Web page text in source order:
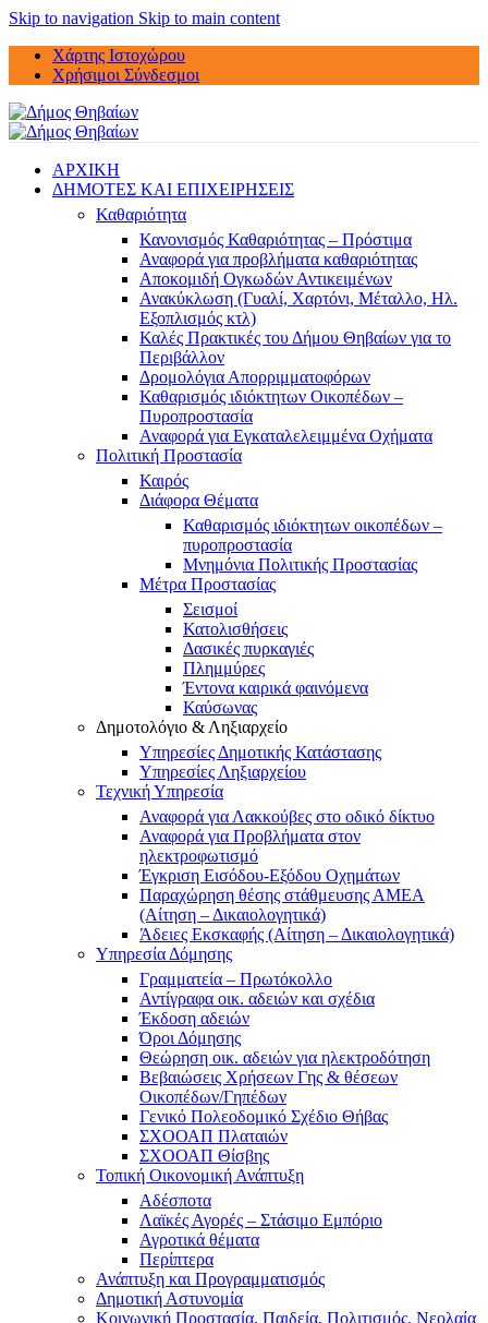
Skip to navigation Skip to main content
Χάρτης Ιστοχώρου
Χρήσιμοι Σύνδεσμοι
ΑΡΧΙΚΗ
ΔΗΜΟΤΕΣ ΚΑΙ ΕΠΙΧΕΙΡΗΣΕΙΣ
Καθαριότητα
Κανονισμός Καθαριότητας – Πρόστιμα
Αναφορά για προβλήματα καθαριότητας
Αποκομιδή Ογκωδών Αντικειμένων
Ανακύκλωση (Γυαλί, Χαρτόνι, Μέταλλο, Ηλ.
Εξοπλισμός κτλ)
Καλές Πρακτικές του Δήμου Θηβαίων για το
Περιβάλλον
Δρομολόγια Απορριμματοφόρων
Καθαρισμός ιδιόκτητων Οικοπέδων –
Πυροπροστασία
Αναφορά για Εγκαταλελειμμένα Οχήματα
Πολιτική Προστασία
Καιρός
Διάφορα Θέματα
Καθαρισμός ιδιόκτητων οικοπέδων –
πυροπροστασία
Μνημόνια Πολιτικής Προστασίας
Μέτρα Προστασίας
Σεισμοί
Κατολισθήσεις
Δασικές πυρκαγιές
Πλημμύρες
Έντονα καιρικά φαινόμενα
Καύσωνας
Δημοτολόγιο & Ληξιαρχείο
Υπηρεσίες Δημοτικής Κατάστασης
Υπηρεσίες Ληξιαρχείου
Τεχνική Υπηρεσία
Αναφορά για Λακκούβες στο οδικό δίκτυο
Αναφορά για Προβλήματα στον
ηλεκτροφωτισμό
Έγκριση Εισόδου-Εξόδου Οχημάτων
Παραχώρηση θέσης στάθμευσης ΑΜΕΑ
(Αίτηση – Δικαιολογητικά)
Άδειες Εκσκαφής (Αίτηση – Δικαιολογητικά)
Υπηρεσία Δόμησης
Γραμματεία – Πρωτόκολλο
Αντίγραφα οικ. αδειών και σχέδια
Έκδοση αδειών
Όροι Δόμησης
Θεώρηση οικ. αδειών για ηλεκτροδότηση
Βεβαιώσεις Χρήσεων Γης & θέσεων
Οικοπέδων/Γηπέδων
Γενικό Πολεοδομικό Σχέδιο Θήβας
ΣΧΟΟΑΠ Πλαταιών
ΣΧΟΟΑΠ Θίσβης
Τοπική Οικονομική Ανάπτυξη
Αδέσποτα
Λαϊκές Αγορές – Στάσιμο Εμπόριο
Αγροτικά θέματα
Περίπτερα
Ανάπτυξη και Προγραμματισμός
Δημοτική Αστυνομία
Κοινωνική Προστασία, Παιδεία, Πολιτισμός, Νεολαία